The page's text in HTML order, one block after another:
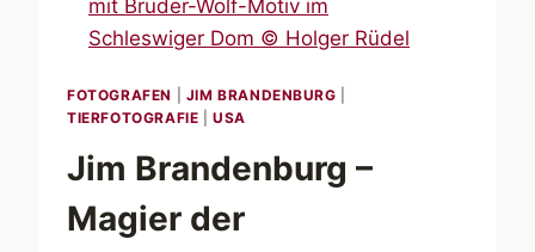
NATUR
FOTOGRAFEN JIM BRANDENBURG
TIERFOTOGRAFIE |USA
Jim Brandenburg –
Magier der